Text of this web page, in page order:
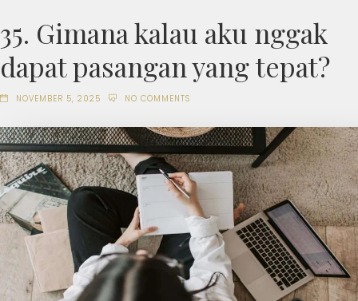
35. Gimana kalau aku nggak
dapat pasangan yang tepat?
NOVEMBER 5, 2025 NO COMMENTS